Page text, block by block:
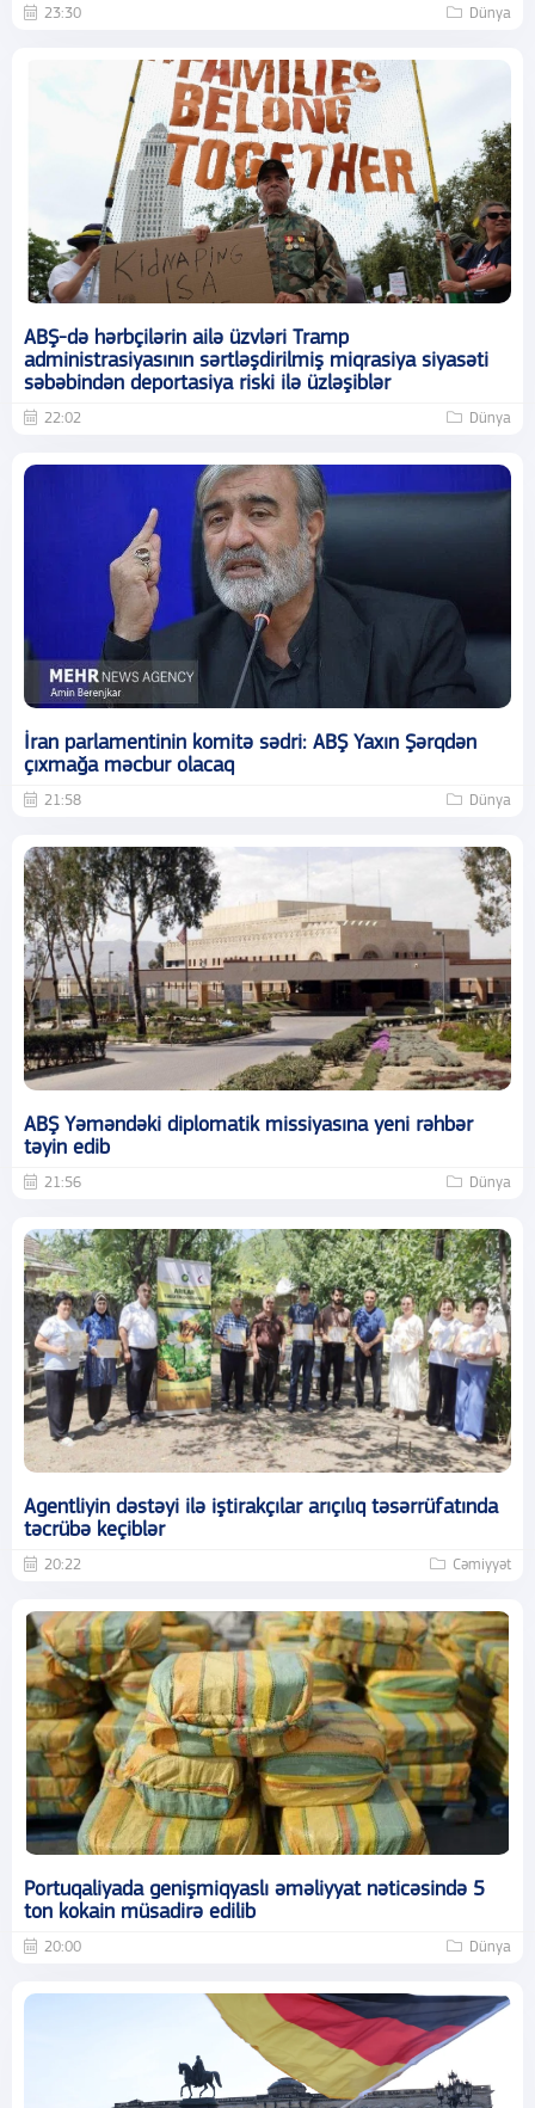
23:30 Dünya
ABŞ-də hərbçilərin ailə üzvləri Tramp
administrasiyasının sərtləşdirilmiş miqrasiya siyasəti
səbəbindən deportasiya riski ilə üzləşiblər
22:02 Dünya
İran parlamentinin komitə sədri: ABŞ Yaxın Şərqdən
çıxmağa məcbur olacaq
21:58 Dünya
ABŞ Yəməndəki diplomatik missiyasına yeni rəhbər
təyin edib
21:56 Dünya
Agentliyin dəstəyi ilə iştirakçılar arıçılıq təsərrüfatında
təcrübə keçiblər
20:22 Cəmiyyət
Portuqaliyada genişmiqyaslı əməliyyat nəticəsində 5
ton kokain müsadirə edilib
20:00 Dünya